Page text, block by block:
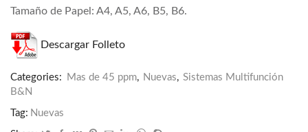
Tamaño de Papel: A4, A5, A6, B5, B6.
Descargar Folleto
Categories: Mas de 45 ppm, Nuevas, Sistemas Multifunción
B&N
Tag: Nuevas